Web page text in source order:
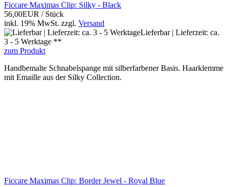
Ficcare Maximas Clip: Silky - Black
56,00EUR / Stück
inkl. 19% MwSt. zzgl. Versand
Lieferbar | Lieferzeit: ca.
3 - 5 Werktage **
zum Produkt
Handbemalte Schnabelspange mit silberfarbener Basis. Haarklemme
mit Emaille aus der Silky Collection.
Ficcare Maximas Clip: Border Jewel - Royal Blue